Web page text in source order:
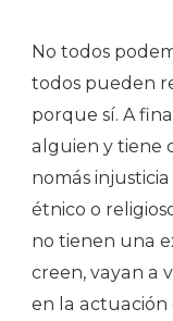
No todos
todos pueden
porque sí. A
alguien y tiene
nomás
étnico o
no tienen una
creen, vayan a
en la actuación